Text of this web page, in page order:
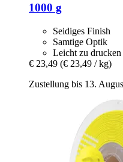
1000 g
Seidiges Finish
Samtige Optik
Leicht zu drucken
€ 23,49 (€ 23,49 / kg)
Zustellung bis 13.